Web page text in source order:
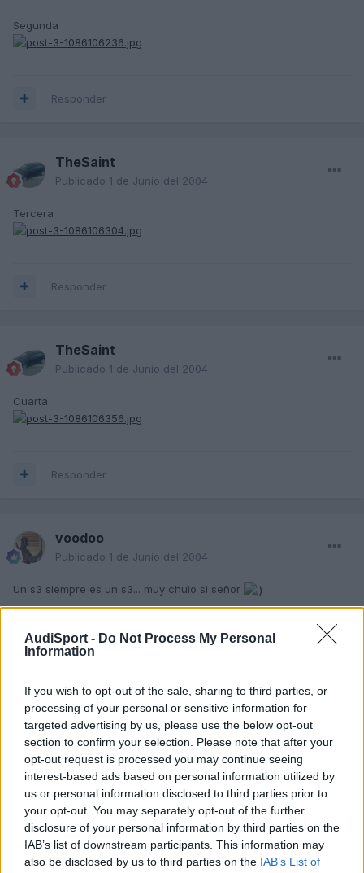
AudiSport - Do Not Process My Personal
Information
If you wish to opt-out of the sale, sharing to third parties, or
processing of your personal or sensitive information for
targeted advertising by us, please use the below opt-out
section to confirm your selection. Please note that after your
opt-out request is processed you may continue seeing
interest-based ads based on personal information utilized by
us or personal information disclosed to third parties prior to
your opt-out. You may separately opt-out of the further
disclosure of your personal information by third parties on the
IAB’s list of downstream participants. This information may
also be disclosed by us to third parties on the IAB’s List of
Segunda
Responder
TheSaint
Publicado 1 de Junio del 2004
Tercera
Responder
TheSaint
Publicado 1 de Junio del 2004
Cuarta
Responder
voodoo
Publicado 1 de Junio del 2004
Un s3 siempre es un s3... muy chulo si señor
Responder
TheSaint
Publicado1 de Junio del 2004
Quinta
Responder